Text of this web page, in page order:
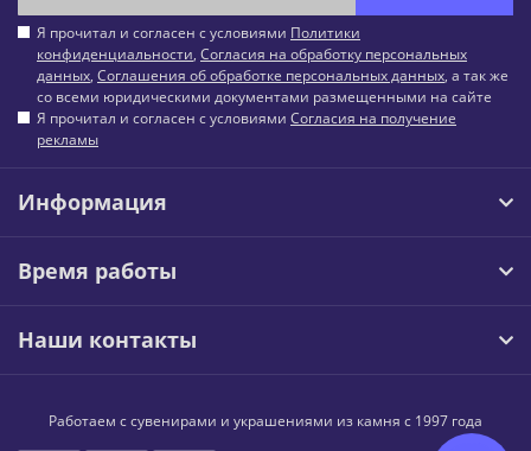
Я прочитал и согласен с условиями Политики
конфиденциальности, Согласия на обработку персональных
данных, Соглашения об обработке персональных данных, а так же
со всеми юридическими документами размещенными на сайте
Я прочитал и согласен с условиями Согласия на получение
рекламы
Информация
Время работы
Наши контакты
Работаем с сувенирами и украшениями из камня с 1997 года